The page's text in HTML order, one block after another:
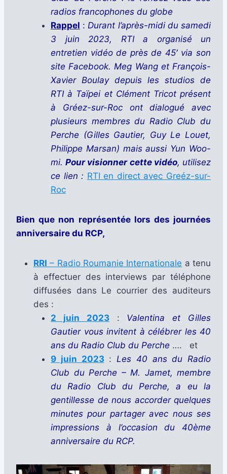
radios francophones du globe
Rappel : Durant l’après-midi du samedi
3 juin 2023, RTI a organisé un
entretien vidéo de près de 45′ via son
site Facebook. Meg Wang et François-
Xavier Boulay depuis les studios de
RTI à Taïpei et Clément Tricot présent
à Gréez-sur-Roc ont dialogué avec
plusieurs membres du Radio Club du
Perche (Gilles Gautier, Guy Le Louet,
Philippe Marsan) mais aussi Yun Woo-
mi.Pour visionner cette vidéo, utilisez
ce lien : RTI en direct avec Greéz-sur-
Roc
Bien que non représentée lors des journées
anniversaire du RCP,
RRI – Radio Roumanie Internationale a tenu
à effectuer des interviews par téléphone
diffusées dans Le courrier des auditeurs
des :
2 juin 2023: Valentina et Gilles
Gautier vous invitent à célébrer les 40
ans du Radio Club du Perche …. et
9 juin 2023: Les 40 ans du Radio
Club du Perche – M. Jamet, membre
du Radio Club du Perche, a eu la
gentillesse de nous accorder quelques
minutes pour partager avec nous ses
impressions à l’occasion du 40ème
anniversaire du RCP.